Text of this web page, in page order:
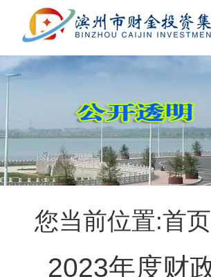
您当前位置:首页
2023年度财